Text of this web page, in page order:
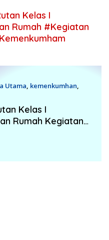
Kelas I
Rumah #Kegiatan
Utama, kemenkumhan,
Kelas I
Rumah Kegiatan
Lampung